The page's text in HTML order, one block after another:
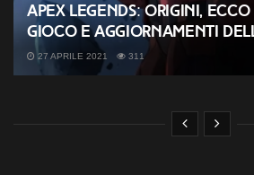
Apex Legends: Origini,
gioco e aggiornamenti
27 APRILE 2021 311